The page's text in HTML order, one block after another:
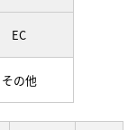
EC
その他